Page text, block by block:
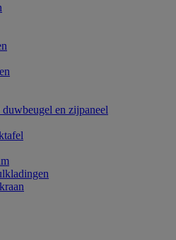
en zijpaneel